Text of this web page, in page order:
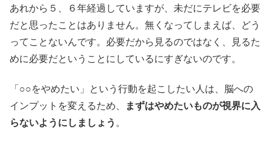
あれから５、６年経過していますが、未だにテレビを必要
だと思ったことはありません。無くなってしまえば、どう
ってことないんです。必要だから見るのではなく、見るた
めに必要だということにしているにすぎないのです。
「○○をやめたい」という行動を起こしたい人は、脳への
インプットを変えるため、
まずはやめたいものが視界に入
らないようにしましょう 。